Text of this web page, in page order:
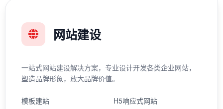
网站建设
一站式网站建设解决方案，专业设计开发各类企业网站，
塑造品牌形象，放大品牌价值。
模板建站
H5响应式网站